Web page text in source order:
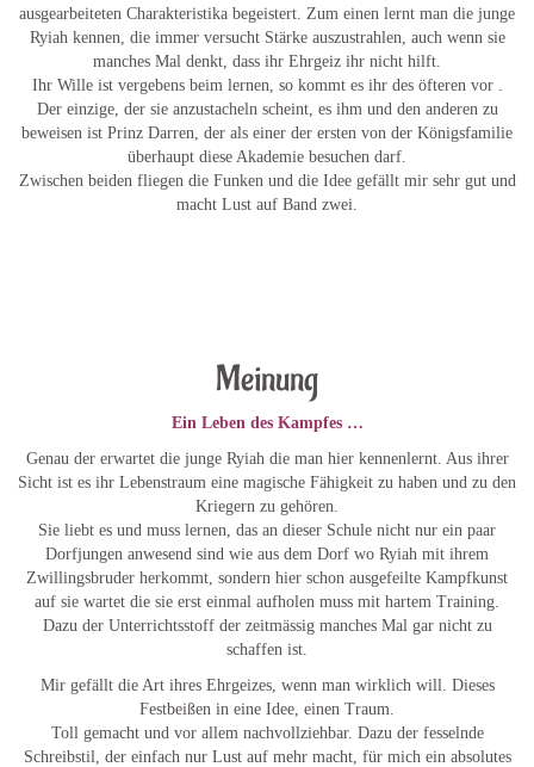
ausgearbeiteten Charakteristika begeistert. Zum einen lernt man die junge
Ryiah kennen, die immer versucht Stärke auszustrahlen, auch wenn sie
manches Mal denkt, dass ihr Ehrgeiz ihr nicht hilft.
Ihr Wille ist vergebens beim lernen, so kommt es ihr des öfteren vor .
Der einzige, der sie anzustacheln scheint, es ihm und den anderen zu
beweisen ist Prinz Darren, der als einer der ersten von der Königsfamilie
überhaupt diese Akademie besuchen darf.
Zwischen beiden fliegen die Funken und die Idee gefällt mir sehr gut und
macht Lust auf Band zwei.
Meinung
Ein Leben des Kampfes …
Genau der erwartet die junge Ryiah die man hier kennenlernt. Aus ihrer
Sicht ist es ihr Lebenstraum eine magische Fähigkeit zu haben und zu den
Kriegern zu gehören.
Sie liebt es und muss lernen, das an dieser Schule nicht nur ein paar
Dorfjungen anwesend sind wie aus dem Dorf wo Ryiah mit ihrem
Zwillingsbruder herkommt, sondern hier schon ausgefeilte Kampfkunst
auf sie wartet die sie erst einmal aufholen muss mit hartem Training.
Dazu der Unterrichtsstoff der zeitmässig manches Mal gar nicht zu
schaffen ist.
Mir gefällt die Art ihres Ehrgeizes, wenn man wirklich will. Dieses
Festbeißen in eine Idee, einen Traum.
Toll gemacht und vor allem nachvollziehbar. Dazu der fesselnde
Schreibstil, der einfach nur Lust auf mehr macht, für mich ein absolutes